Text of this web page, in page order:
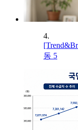
4.
동 5